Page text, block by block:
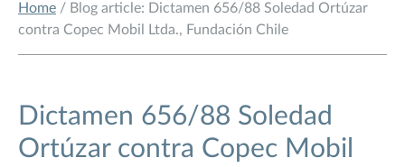
Home / Blog article: Dictamen 656/88 Soledad Ortúzar
contra Copec Mobil Ltda., Fundación Chile
Dictamen 656/88 Soledad
Ortúzar contra Copec Mobil